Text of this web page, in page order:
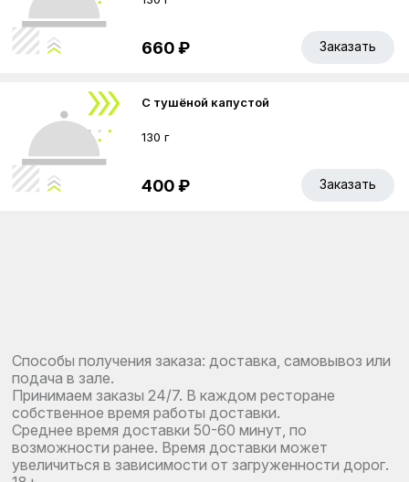
660 ₽ Заказать
С тушëной капустой
130 г
400 ₽ Заказать
Способы получения заказа: доставка, самовывоз или
подача в зале.
Принимаем заказы 24/7. В каждом ресторане
собственное время работы доставки.
Среднее время доставки 50-60 минут, по
возможности ранее. Время доставки может
увеличиться в зависимости от загруженности дорог.